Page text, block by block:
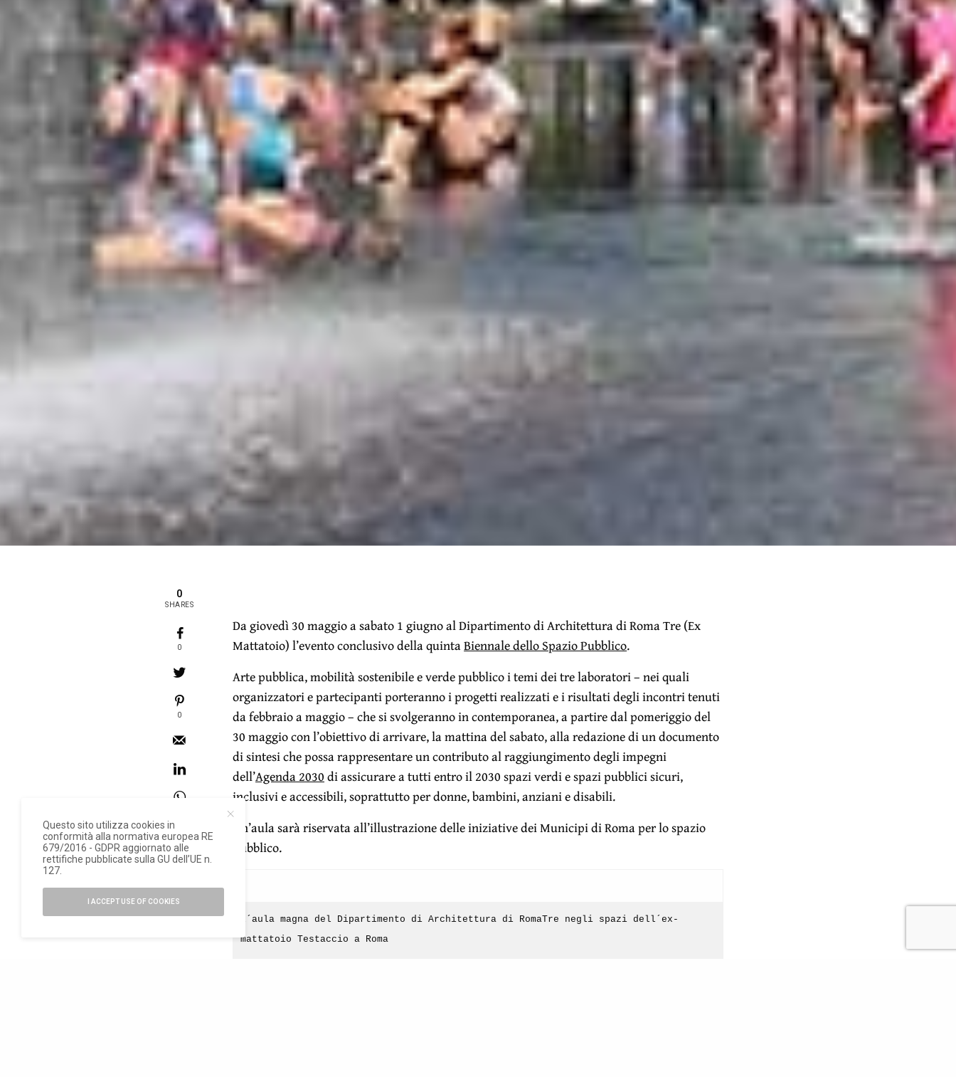
0
SHARES
0
0
Da giovedì 30 maggio a sabato 1 giugno al Dipartimento di Architettura di Roma Tre (Ex
Mattatoio) l’evento conclusivo della quintaBiennale dello Spazio Pubblico.
Arte pubblica, mobilità sostenibile e verde pubblico i temi dei tre laboratori – nei quali
organizzatori e partecipanti porteranno i progetti realizzati e i risultati degli incontri tenuti
da febbraio a maggio – che si svolgeranno in contemporanea, a partire dal pomeriggio del
30 maggio con l’obiettivo di arrivare, la mattina del sabato, alla redazione di un documento
di sintesi che possa rappresentare un contributo al raggiungimento degli impegni
dell’Agenda 2030di assicurare a tutti entro il 2030 spazi verdi e spazi pubblici sicuri,
inclusivi e accessibili, soprattutto per donne, bambini, anziani e disabili.
Un’aula sarà riservata all’illustrazione delle iniziative dei Municipi di Roma per lo spazio
pubblico.
l´aula magna del Dipartimento di Architettura di RomaTre negli spazi dell´ex-
mattatoio Testaccio a Roma
Questo sito utilizza cookies in
conformità alla normativa europea RE
679/2016 - GDPR aggiornato alle
rettifiche pubblicate sulla GU dell’UE n.
127.
I ACCEPT USE OF COOKIES